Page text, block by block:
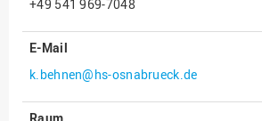
Innenrevision
Institut für Musik
IT Service Center
Kommunikation und
+49 541 969-7048
E-Mail
k.behnen@hs-osnabrueck.de
Raum